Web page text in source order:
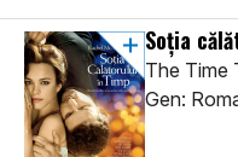
Soția
The Time
Gen: